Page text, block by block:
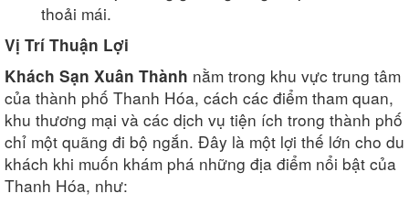
thoải mái.
Vị Trí Thuận Lợi
Khách Sạn Xuân Thành nằm trong khu vực trung tâm
của thành phố Thanh Hóa, cách các điểm tham quan,
khu thương mại và các dịch vụ tiện ích trong thành phố
chỉ một quãng đi bộ ngắn. Đây là một lợi thế lớn cho du
khách khi muốn khám phá những địa điểm nổi bật của
Thanh Hóa, như: